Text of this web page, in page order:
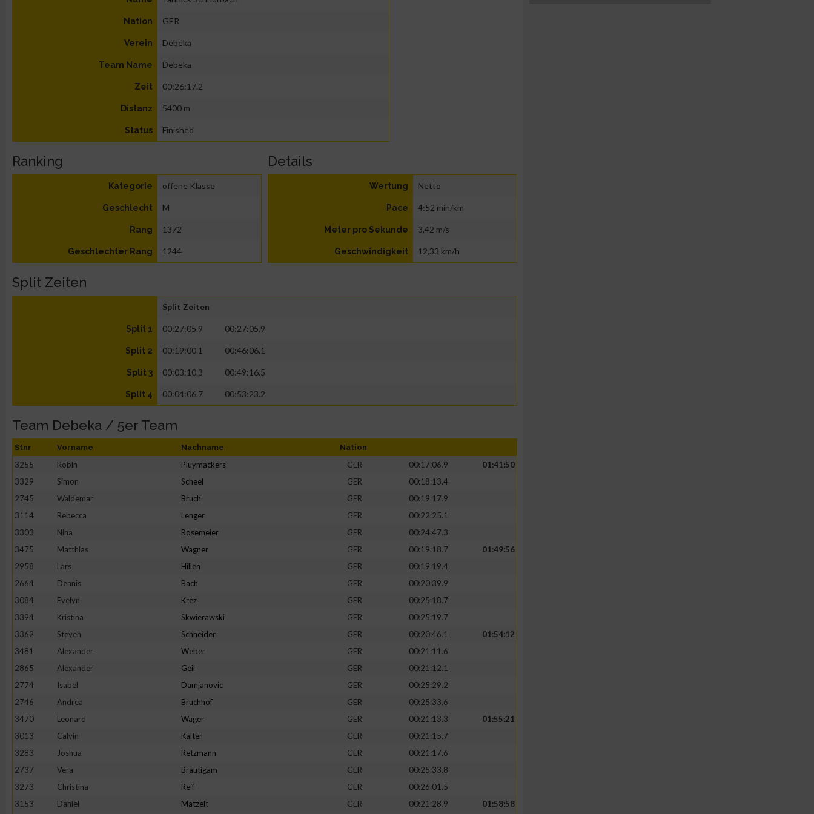
Nation GER
Verein Debeka
Team Name Debeka
Zeit 00:26:17.2
Distanz 5400 m
Status Finished
Ranking
Kategorie offene Klasse
Geschlecht M
Rang 1372
Geschlechter Rang 1244
Details
Wertung Netto
Pace 4:52 min/km
Meter pro Sekunde 3,42 m/s
Geschwindigkeit 12,33 km/h
Split Zeiten
Split Zeiten
Split 1 00:27:05.9 00:27:05.9
Split 2 00:19:00.1 00:46:06.1
Split 3 00:03:10.3 00:49:16.5
Split 4 00:04:06.7 00:53:23.2
Team Debeka / 5er Team
Stnr Vorname Nachname Nation
3255 Robin Pluymackers GER 00:17:06.9
01:41:50
3329
Simon Scheel GER
00:18:13.4
2745
Waldemar Bruch GER
00:19:17.9
3114
Rebecca Lenger GER
00:22:25.1
3303
Nina Rosemeier GER
00:24:47.3
3475
Matthias Wagner GER 00:19:18.7
01:49:56
2958
Lars Hillen GER
00:19:19.4
2664
Dennis Bach GER
00:20:39.9
3084
Evelyn Krez GER
00:25:18.7
3394
Kristina Skwierawski GER
00:25:19.7
3362
Steven Schneider GER 00:20:46.1
01:54:12
3481
Alexander Weber GER
00:21:11.6
2865
Alexander Geil GER
00:21:12.1
2774
Isabel Damjanovic GER
00:25:29.2
2746
Andrea Bruchhof GER
00:25:33.6
3470
Leonard Wäger GER 00:21:13.3
01:55:21
3013
Calvin Kalter GER
00:21:15.7
3283
Joshua Retzmann GER
00:21:17.6
2737
Vera Bräutigam GER
00:25:33.8
3273
Christina Reif GER
00:26:01.5
3153
Daniel Matzelt GER 00:21:28.9
01:58:58